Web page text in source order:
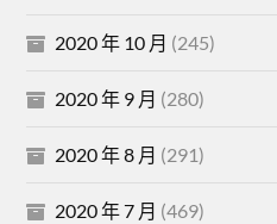
2020 年 10 月 (245)
2020 年 9 月 (280)
2020 年 8 月 (291)
2020 年 7 月 (469)